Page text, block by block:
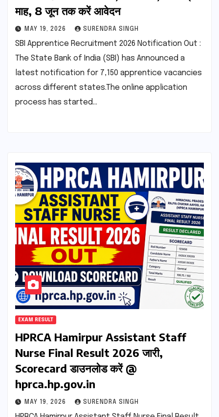
माह, 8 जून तक करें आवेदन
MAY 19, 2026 SURENDRA SINGH
SBI Apprentice Recruitment 2026 Notification Out :
The State Bank of India (SBI) has Announced a
latest notification for 7,150 apprentice vacancies
across different states.The online application
process has started…
EXAM RESULT
HPRCA Hamirpur Assistant Staff
Nurse Final Result 2026 जारी,
Scorecard डाउनलोड करें @
hprca.hp.gov.in
MAY 19, 2026 SURENDRA SINGH